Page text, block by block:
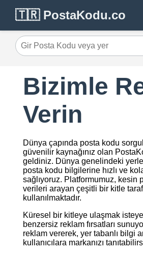
🇹🇷 PostaKodu.co
Gir Posta Kodu veya yer
Bizimle
Verin
Dünya çapında posta kodu
güvenilir kaynağınız olan
geldiniz. Dünya genelindeki
posta kodu bilgilerine hızlı ve
sağlıyoruz. Platformumuz, kesin
verileri arayan çeşitli bir kitle
kullanılmaktadır.
Küresel bir kitleye ulaşmak
benzersiz reklam fırsatları
reklam vererek, yer tabanlı bilgi
kullanıcılara markanızı